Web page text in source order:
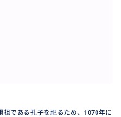
祖である孔子を祀るため、1070年に